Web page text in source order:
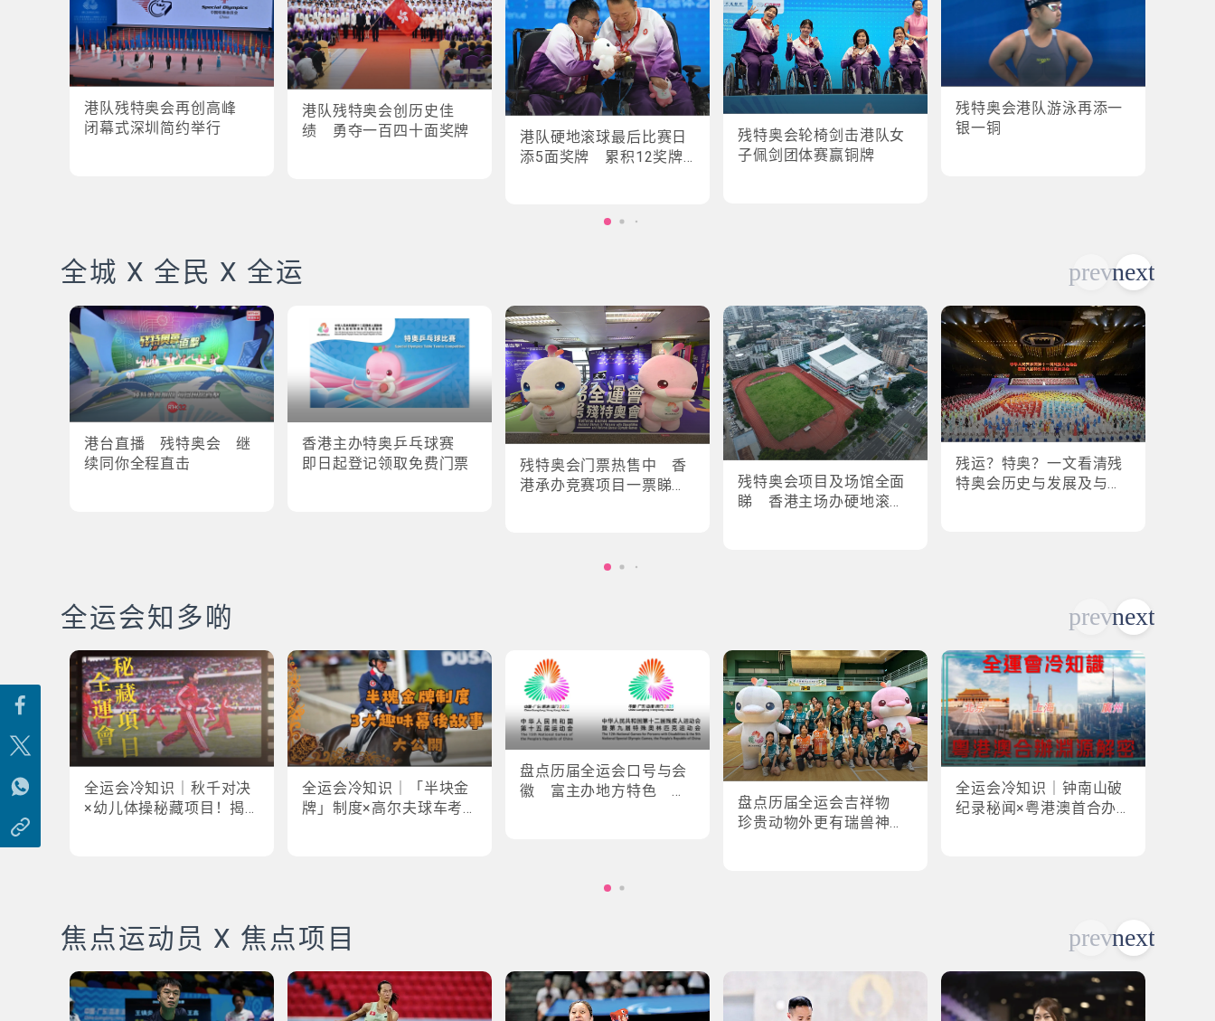
港队残特奥会再创高峰
闭幕式深圳简约举行
港队残特奥会创历史佳
绩 勇夺一百四十面奖牌
港队硬地滚球最后比赛日
添5面奖牌 累积12奖牌
残特奥会轮椅剑击港队女
子佩剑团体赛赢铜牌
残特奥会港队游泳再添一
银一铜
全城 X 全民 X 全运
港台直播 残特奥会 继
续同你全程直击
香港主办特奥乒乓球赛
即日起登记领取免费门票
残特奥会门票热售中 香
港承办竞赛项目一票睇所
残特奥会项目及场馆全面
睇 香港主场办硬地滚球
残运？特奥？一文看清残
特奥会历史与发展及与全
全运会知多啲
全运会冷知识｜秋千对决
×幼儿体操秘藏项目！揭
全运会冷知识｜「半块金
牌」制度×高尔夫球车考
盘点历届全运会口号与会
徽 富主办地方特色 数
盘点历届全运会吉祥物
珍贵动物外更有瑞兽神话
全运会冷知识｜钟南山破
纪录秘闻×粤港澳首合办
焦点运动员 X 焦点项目